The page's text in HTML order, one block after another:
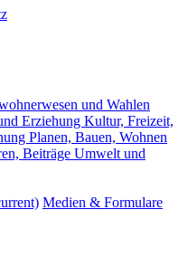
und Wahlen
Erziehung Kultur, Freizeit,
Planen, Bauen, Wohnen
Beiträge Umwelt und
Medien & Formulare